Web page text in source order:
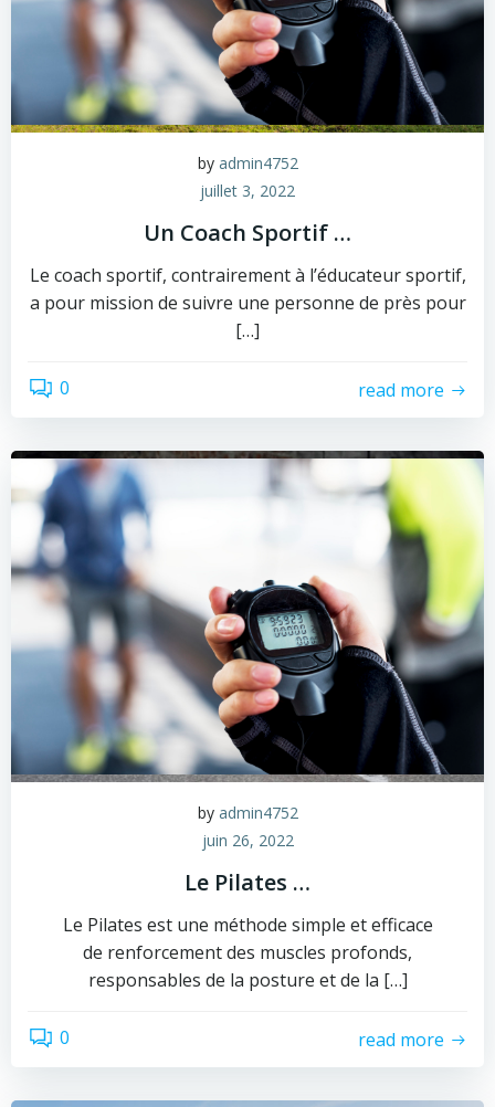
by admin4752
juillet 3, 2022
Un Coach Sportif …
Le coach sportif, contrairement à l’éducateur sportif,
a pour mission de suivre une personne de près pour
[…]
0 read more
by admin4752
juin 26, 2022
Le Pilates …
Le Pilates est une méthode simple et efficace
de renforcement des muscles profonds,
responsables de la posture et de la […]
0 read more